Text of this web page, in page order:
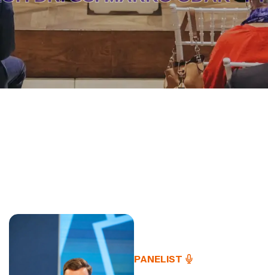
PANELIST